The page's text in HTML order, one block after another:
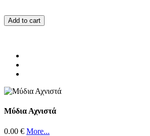
Add to cart
Μύδια Αχνιστά
0.00 € More...